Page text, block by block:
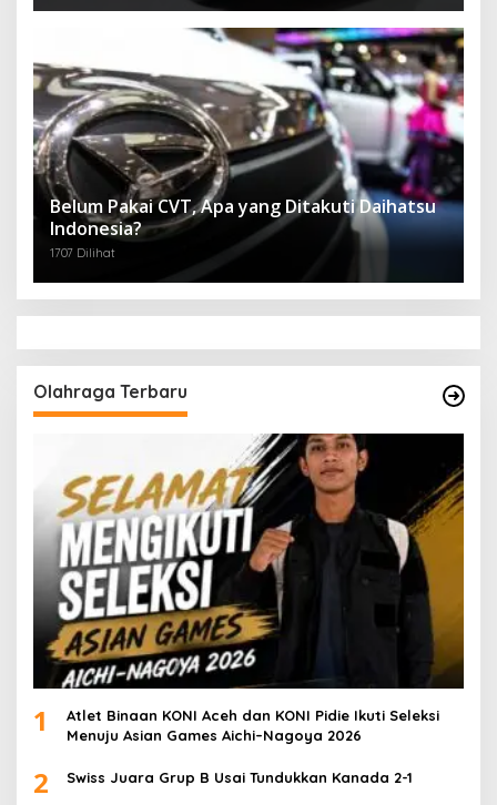
Belum Pakai CVT, Apa yang Ditakuti Daihatsu
Indonesia?
1707 Dilihat
Olahraga Terbaru
1
Atlet Binaan KONI Aceh dan KONI Pidie Ikuti Seleksi
Menuju Asian Games Aichi–Nagoya 2026
2 Swiss Juara Grup B Usai Tundukkan Kanada 2-1